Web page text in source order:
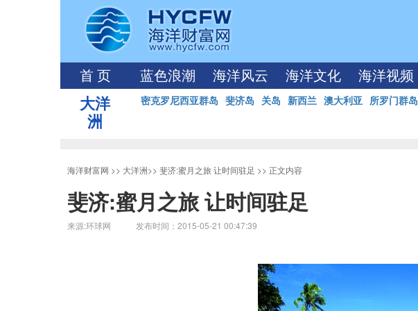
首 页 蓝色浪潮 海洋风云 海洋文化 海洋视频
大洋
洲
密克罗尼西亚群岛 斐济岛 关岛 新西兰 澳大利亚 所罗门群岛
海洋财富网 >> 大洋洲>> 斐济:蜜月之旅 让时间驻足 >> 正文内容
斐济:蜜月之旅 让时间驻足
来源:环球网 发布时间：2015-05-21 00:47:39